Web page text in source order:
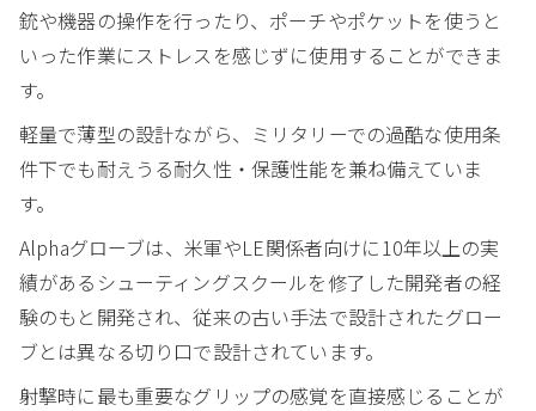
銃や機器の操作を行ったり、ポーチやポケットを使うと
いった作業にストレスを感じずに使用することができま
す。
軽量で薄型の設計ながら、ミリタリーでの過酷な使用条
件下でも耐えうる耐久性・保護性能を兼ね備えていま
す。
Alphaグローブは、米軍やLE関係者向けに10年以上の実
績があるシューティングスクールを修了した開発者の経
験のもと開発され、従来の古い手法で設計されたグロー
ブとは異なる切り口で設計されています。
射撃時に最も重要なグリップの感覚を直接感じることが